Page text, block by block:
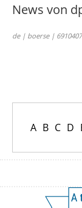
News von
de | boerse |
A B C D